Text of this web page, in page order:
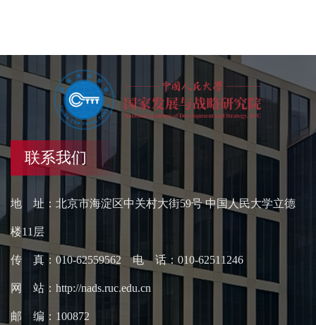
联系我们
地 址：北京市海淀区中关村大街59号 中国人民大学立德
楼11层
传 真：010-62559562 电 话：010-62511246
网 站：http://nads.ruc.edu.cn
邮 编：100872